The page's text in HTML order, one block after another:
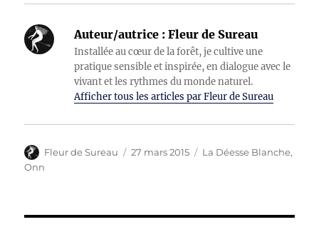
Auteur/autrice : Fleur de Sureau
Installée au cœur de la forêt, je cultive une
pratique sensible et inspirée, en dialogue avec le
vivant et les rythmes du monde naturel.
Afficher tous les articles par Fleur de Sureau
Auteur
Fleur de Sureau
Publié
27 mars 2015 Catégories
La Déesse Blanche,
Onn